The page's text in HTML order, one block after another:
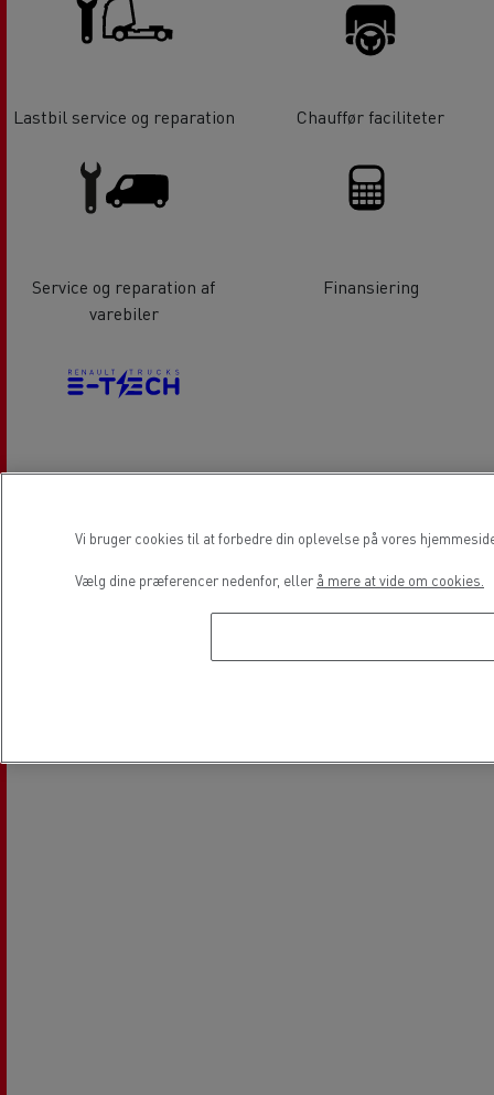
Lastbil service og reparation Chauffør faciliteter
Service og reparation af
varebiler
Finansiering
Elektriske lastbiler
Vi bruger cookies til at forbedre din oplevelse på vores
Vælg dine præferencer nedenfor, eller å mere at vide om cookies.